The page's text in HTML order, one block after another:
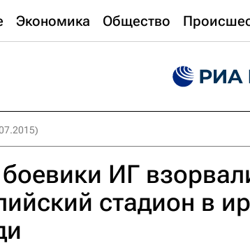
Экономика Общество
ИГ
стадион в